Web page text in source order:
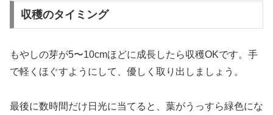
収穫のタイミング
もやしの芽が5〜10cmほどに成長したら収穫OKです。手
で軽くほぐすようにして、優しく取り出しましょう。
最後に数時間だけ日光に当てると、葉がうっすら緑色にな